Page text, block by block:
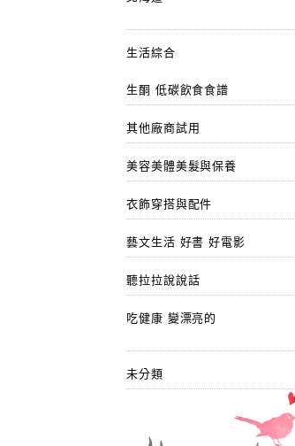
生活綜合
生酮 低碳飲食食譜
其他廠商試用
美容美體美髮與保養
衣飾穿搭與配件
藝文生活 好書 好電影
聽拉拉說說話
吃健康 變漂亮的
未分類